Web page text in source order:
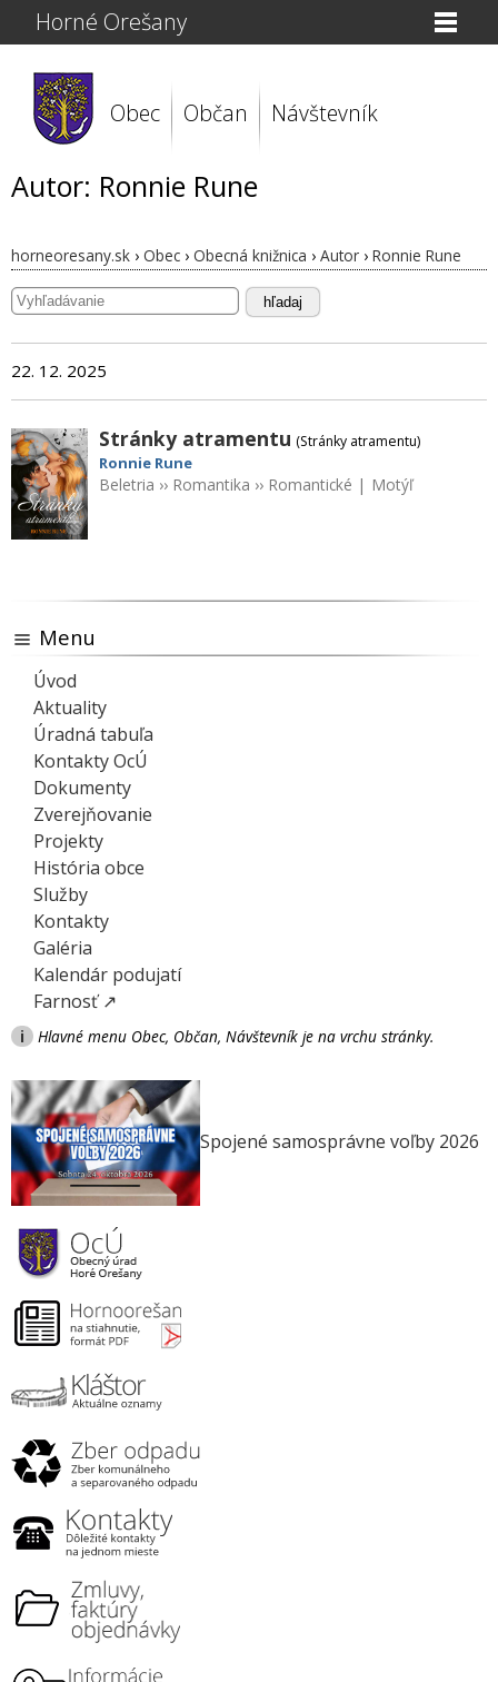
Horné Orešany
Obec Občan Návštevník
Autor: Ronnie Rune
horneoresany.sk › Obec › Obecná knižnica › Autor › Ronnie Rune
hľadaj
22. 12. 2025
Stránky atramentu (Stránky atramentu)
Ronnie Rune
Beletria ›› Romantika ›› Romantické | Motýľ
Menu
Úvod
Aktuality
Úradná tabuľa
Kontakty OcÚ
Dokumenty
Zverejňovanie
Projekty
História obce
Služby
Kontakty
Galéria
Kalendár podujatí
Farnosť ↗
i Hlavné menu Obec, Občan, Návštevník je na vrchu stránky.
Spojené samosprávne voľby 2026